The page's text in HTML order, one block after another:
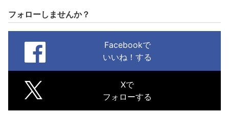
フォローしませんか？
Facebookで
いいね！する
Xで
フォローする